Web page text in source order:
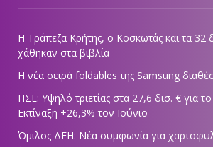
Η Τράπεζα Κρήτης, ο Κοσκωτάς και τα 32
χάθηκαν στα βιβλία
Η νέα σειρά foldables της Samsung
ΠΣΕ: Υψηλό τριετίας στα 27,6 δισ. € για
Εκτίναξη +26,3% τον Ιούνιο
Όμιλος ΔΕΗ: Νέα συμφωνία για